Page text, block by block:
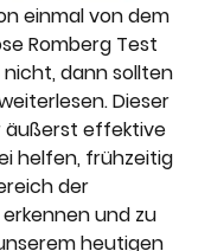
einmal von dem
Romberg Test
dann sollten
Dieser
äußerst effektive
helfen, frühzeitig
der
und zu
heutigen